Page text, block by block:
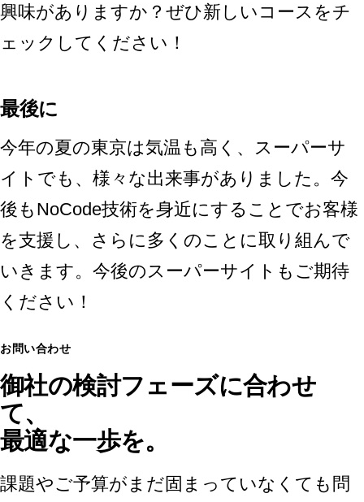
興味がありますか？ぜひ新しいコースをチ
ェックしてください！
最後に
今年の夏の東京は気温も高く、スーパーサ
イトでも、様々な出来事がありました。今
後もNoCode技術を身近にすることでお客様
を支援し、さらに多くのことに取り組んで
いきます。今後のスーパーサイトもご期待
ください！
お問い合わせ
御社の検討フェーズに合わせ
て、
最適な一歩を。
課題やご予算がまだ固まっていなくても問